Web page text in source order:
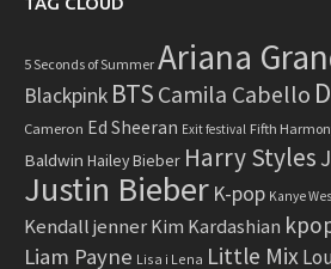
5 Seconds of Summer Ariana
Blackpink BTS Camila Cabello
Cameron Ed Sheeran Exit festival Fifth
Baldwin Hailey Bieber Harry Styles
Justin Bieber K-pop Kanye
Kendall jenner Kim Kardashian
Liam Payne Lisa i Lena Little Mix